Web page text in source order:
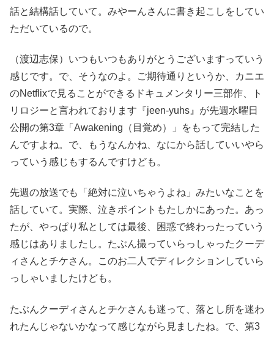
話と結構話していて。みやーんさんに書き起こしをしてい
ただいているので。
（渡辺志保）いつもいつもありがとうございますっていう
感じです。で、そうなのよ。ご期待通りというか、カニエ
のNetflixで見ることができるドキュメンタリー三部作、ト
リロジーと言われております『jeen-yuhs』が先週水曜日
公開の第3章「Awakening（目覚め）」をもって完結した
んですよね。で、もうなんかね、なにから話していいやら
っていう感じもするんですけども。
先週の放送でも「絶対に泣いちゃうよね」みたいなことを
話していて。実際、泣きポイントもたしかにあった。あっ
たが、やっぱり私としては最後、困惑で終わったっていう
感じはありましたし。たぶん撮っていらっしゃったクーデ
ィさんとチケさん。このお二人でディレクションしていら
っしゃいましたけども。
たぶんクーディさんとチケさんも迷って、落とし所を迷わ
れたんじゃないかなって感じながら見ましたね。で、第3